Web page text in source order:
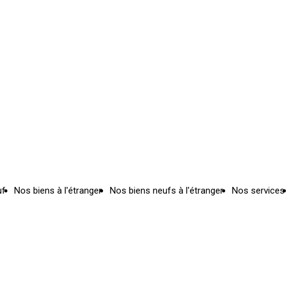
Nos biens à l'étranger Nos biens neufs à l'étranger Nos services